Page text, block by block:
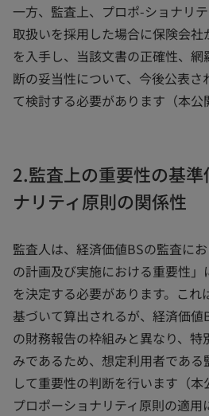
一方、監査上、プロポ-ショナリ
取扱いを採用した場合に保険会
を入手し、当該文書の正確性、
断の妥当性について、今後公表さ
て検討する必要があります（本公
2.監査上の重要性の基準
ナリティ原則の関係性
監査人は、経済価値BSの監査に
の計画及び実施における重要性
を決定する必要があります。こ
基づいて算出されるが、経済価
の財務報告の枠組みと異なり、
みであるため、想定利用者であ
して重要性の判断を行います（本
プロポーショナリティ原則の適